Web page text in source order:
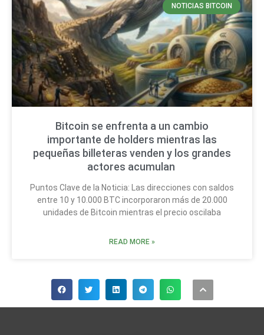
NOTICIAS BITCOIN
Bitcoin se enfrenta a un cambio
importante de holders mientras las
pequeñas billeteras venden y los grandes
actores acumulan
Puntos Clave de la Noticia: Las direcciones con saldos
entre 10 y 10.000 BTC incorporaron más de 20.000
unidades de Bitcoin mientras el precio oscilaba
READ MORE »